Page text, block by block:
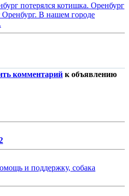
потерялся котишка. Оренбург
Оренбург. В нашем городе
комментарий к объявлению
и поддержку, собака